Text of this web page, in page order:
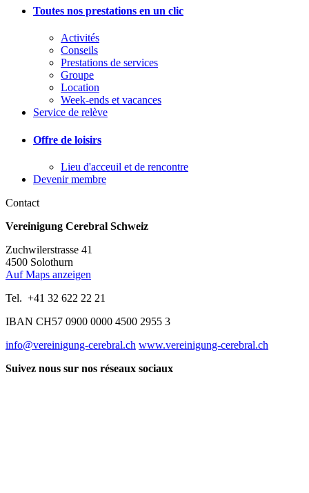
Toutes nos prestations en un clic
Activités
Conseils
Prestations de services
Groupe
Location
Week-ends et vacances
Service de relève
Offre de loisirs
Lieu d'acceuil et de rencontre
Devenir membre
Contact
Vereinigung Cerebral Schweiz
Zuchwilerstrasse 41
4500 Solothurn
Auf Maps anzeigen
Tel. +41 32 622 22 21
IBAN CH57 0900 0000 4500 2955 3
info@vereinigung-cerebral.ch www.vereinigung-cerebral.ch
Suivez nous sur nos réseaux sociaux